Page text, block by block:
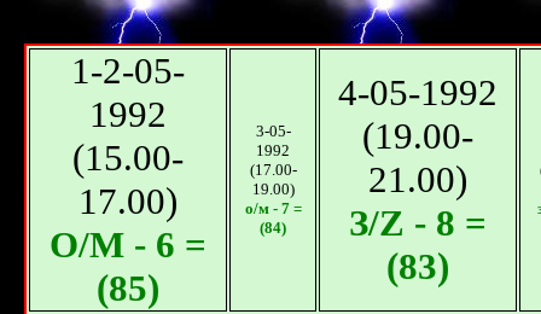
1-2-05-
1992
(15.00-
17.00)
О/М - 6 =
(85)
3-05-
1992
(17.00-
19.00)
о/м - 7 =
(84)
4-05-1992
(19.00-
21.00)
З/Z - 8 =
(83)